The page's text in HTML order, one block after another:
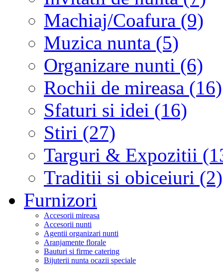
Machiaj/Coafura (9)
Muzica nunta (5)
Organizare nunti (6)
Rochii de mireasa (16)
Sfaturi si idei (16)
Stiri (27)
Targuri & Expozitii
Traditii si obiceiuri (2)
Furnizori
Accesorii mireasa
Accesorii nunti
Agentii organizari nunti
Aranjamente florale
Bauturi si firme catering
Bijuterii nunta ocazii speciale